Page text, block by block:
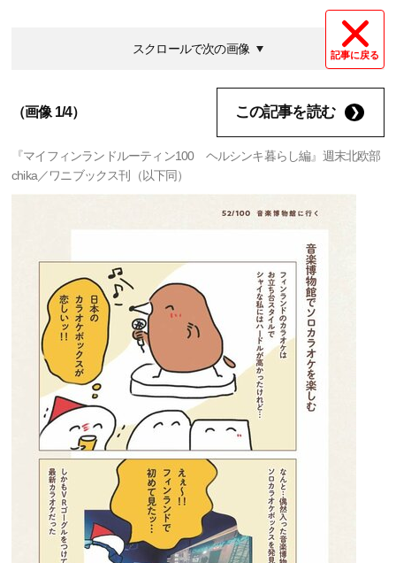
記事に戻る
スクロールで次の画像
（画像 1/4） この記事を読む
『マイフィンランドルーティン100 ヘルシンキ暮らし編』週末北欧部
chika／ワニブックス刊（以下同）